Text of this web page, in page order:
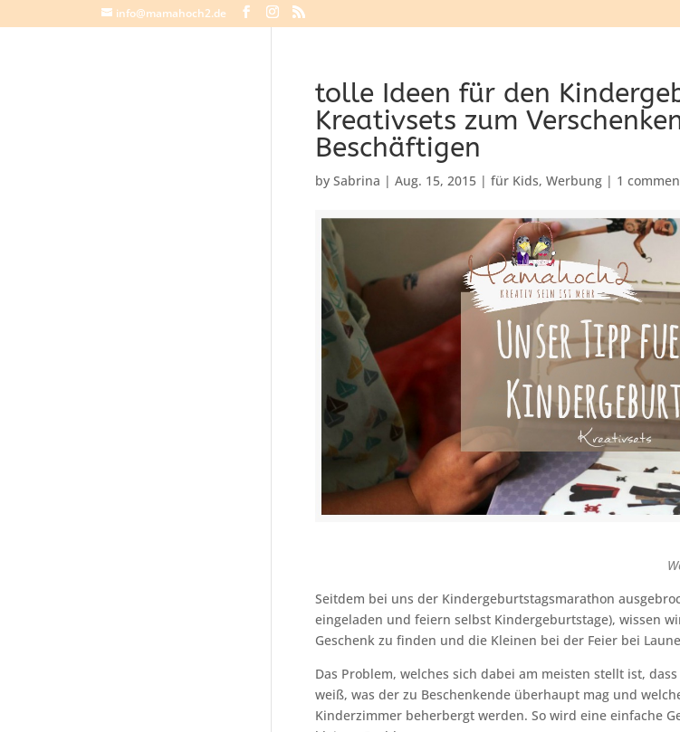
info@mamahoch2.de
tolle Ideen für den
Kreativsets zum
Beschäftigen
bySabrina |Aug. 15, 2015 |für Kids,Werbung | 1
Seitdem bei uns der Kindergeburtstagsmarathon
eingeladen und feiern selbst Kindergeburtstage), wissen
Geschenk zu finden und die Kleinen bei der Feier bei
Das Problem, welches sich dabei am meisten stellt ist,
weiß, was der zu Beschenkende überhaupt mag und
Kinderzimmer beherbergt werden. So wird eine einfache